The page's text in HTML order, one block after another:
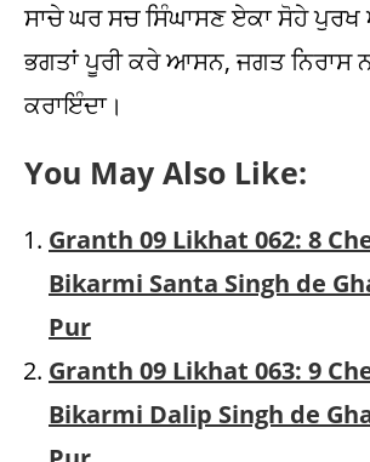
ਸਾਚੇ ਘਰ ਸਚ ਸਿੰਘਾਸਣ ਏਕਾ ਸੋਹੇ ਪੁਰਖ
ਭਗਤਾਂ ਪੂਰੀ ਕਰੇ ਆਸਨ, ਜਗਤ ਨਿਰਾਸ
ਕਰਾਇੰਦਾ।
You May Also Like:
Granth 09 Likhat 062: 8
Bikarmi Santa Singh de
Pur
Granth 09 Likhat 063: 9
Bikarmi Dalip Singh de